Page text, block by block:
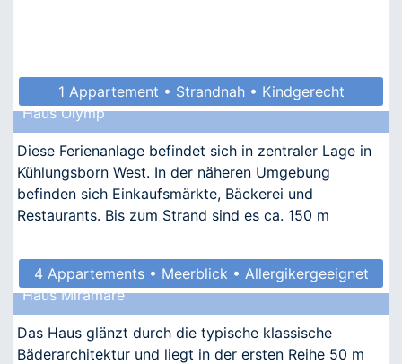
1 Appartement • Strandnah • Kindgerecht
Haus Olymp
Diese Ferienanlage befindet sich in zentraler Lage in
Kühlungsborn West. In der näheren Umgebung
befinden sich Einkaufsmärkte, Bäckerei und
Restaurants. Bis zum Strand sind es ca. 150 m
4 Appartements • Meerblick • Allergikergeeignet
Haus Miramare
Das Haus glänzt durch die typische klassische
Bäderarchitektur und liegt in der ersten Reihe 50 m